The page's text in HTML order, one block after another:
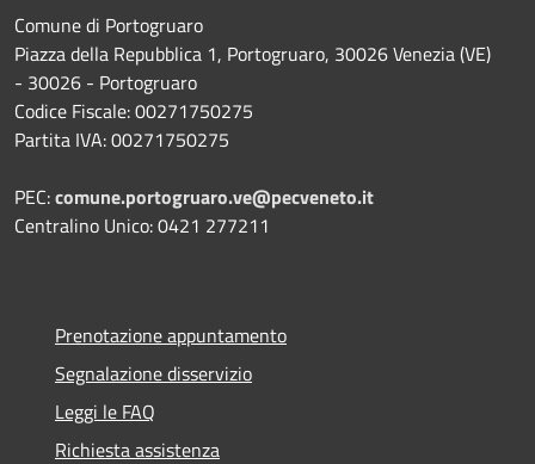
Comune di Portogruaro
Piazza della Repubblica 1, Portogruaro, 30026 Venezia (VE)
- 30026 - Portogruaro
Codice Fiscale: 00271750275
Partita IVA: 00271750275
PEC:comune.portogruaro.ve@pecveneto.it
Centralino Unico: 0421 277211
Prenotazione appuntamento
Segnalazione disservizio
Leggi le FAQ
Richiesta assistenza